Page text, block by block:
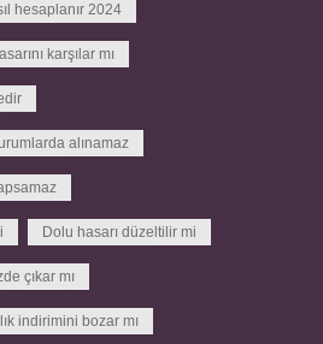
hesaplanır 2024
karşılar mı
alınamaz
Dolu hasarı düzeltilir mi
çıkar mı
indirimini bozar mı